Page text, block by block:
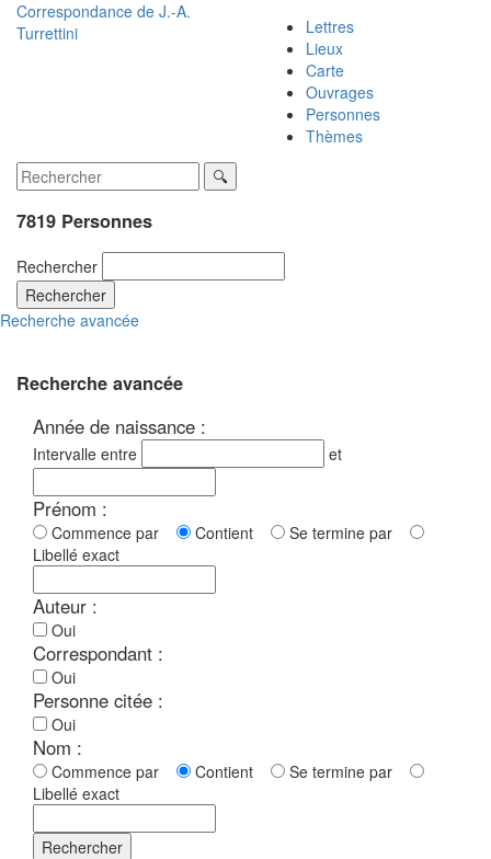
Correspondance de J.-A.
Turrettini
Lettres
Lieux
Carte
Ouvrages
Personnes
Thèmes
7819 Personnes
Rechercher
Rechercher
Recherche avancée
Recherche avancée
Année de naissance :
Intervalle entre et
Prénom :
Commence par Contient
Se termine par
Libellé exact
Auteur :
Oui
Correspondant :
Oui
Personne citée :
Oui
Nom :
Commence par Contient
Se termine par
Libellé exact
Rechercher